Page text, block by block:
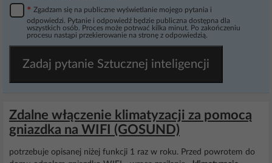
* Zgadzam się na publiczne wyświetlanie mojego pytania i
odpowiedzi. Pytanie i odpowiedź będzie publiczna dostępna dla
wszystkich osób. Proces może potrwać kilka minut. Po zakończeniu
procesu nastąpi przekierowanie na stronę z odpowiedzią.
Zadaj pytanie Sztucznej inteligencji
Zdalne włączenie klimatyzacji za pomocą
gniazdka na WIFI (GOSUND)
potrzebuje opisanej niżej funkcji 1 raz w roku. Przed powrotem do